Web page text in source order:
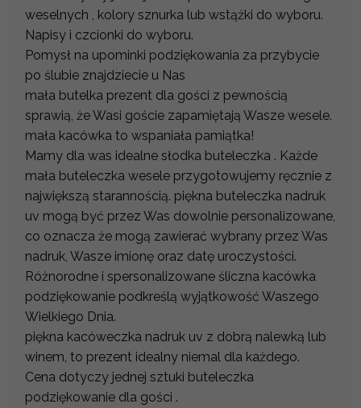
weselnych , kolory sznurka lub wstążki do wyboru.
Napisy i czcionki do wyboru.
Pomysł na upominki podziękowania za przybycie
po ślubie znajdziecie u Nas
mała butelka prezent dla gości z pewnością
sprawią, że Wasi goście zapamiętają Wasze wesele.
mała kacówka to wspaniała pamiątka!
Mamy dla was idealne słodka buteleczka . Każde
mała buteleczka wesele przygotowujemy ręcznie z
największą starannością. piękna buteleczka nadruk
uv mogą być przez Was dowolnie personalizowane,
co oznacza że mogą zawierać wybrany przez Was
nadruk, Wasze imionę oraz datę uroczystości.
Różnorodne i spersonalizowane śliczna kacówka
podziękowanie podkreślą wyjątkowość Waszego
Wielkiego Dnia.
piękna kacóweczka nadruk uv z dobrą nalewką lub
winem, to prezent idealny niemal dla każdego.
Cena dotyczy jednej sztuki buteleczka
podziękowanie dla gości .